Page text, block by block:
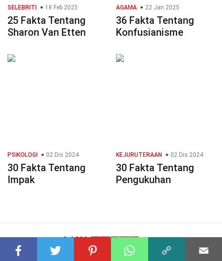
SELEBRITI 18 Feb 2025
25 Fakta Tentang
Sharon Van Etten
AGAMA 22 Jan 2025
36 Fakta Tentang
Konfusianisme
PSIKOLOGI 02 Dis 2024
30 Fakta Tentang
Impak
KEJURUTERAAN 02 Dis 2024
30 Fakta Tentang
Pengukuhan
© 2023